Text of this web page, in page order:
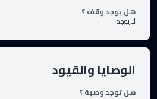
هل يوجد وقف ؟
لا يوجد
الوصايا والقيود
هل توجد وصية ؟